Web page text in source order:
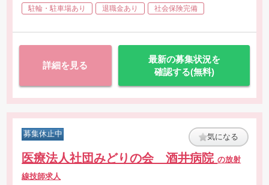
駐輪・駐車場あり
退職金あり 社会保険完備
詳細を見る
最新の募集状況を
確認する(無料)
募集休止中 気になる
医療法人社団みどりの会 酒井病院の放射
線技師求人